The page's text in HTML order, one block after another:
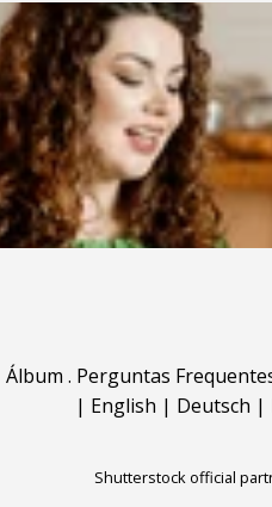
Álbum . Perguntas
| English | Deutsch |
Shutterstock official